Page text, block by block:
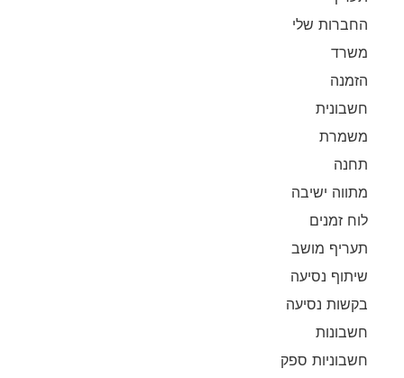
החברות שלי
משרד
הזמנה
חשבונית
משמרת
תחנה
מתווה ישיבה
לוח זמנים
תעריף מושב
שיתוף נסיעה
בקשות נסיעה
חשבונות
חשבוניות ספק